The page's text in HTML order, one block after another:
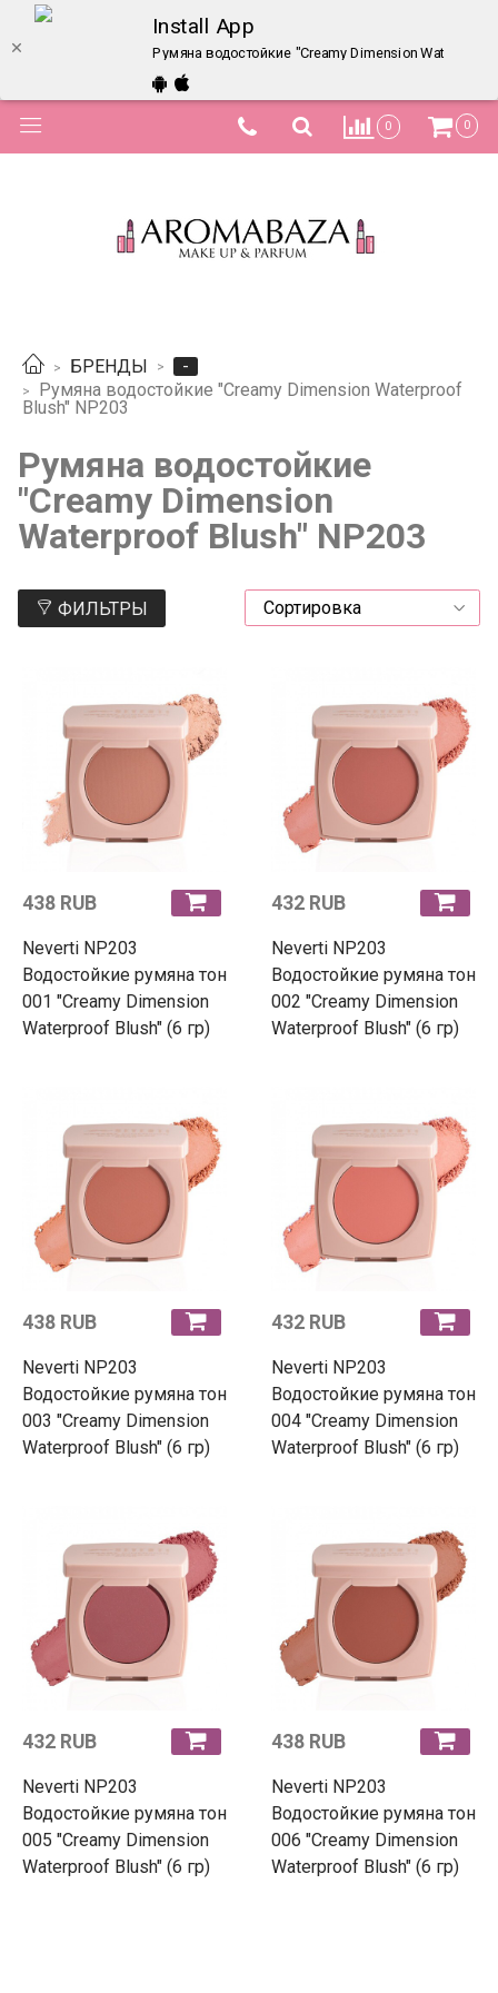
Install App
Румяна водостойкие "Creamy Dimension
0 0
БРЕНДЫ
-
Румяна водостойкие "Creamy Dimension Waterproof
Blush" NP203
Румяна водостойкие
"Creamy Dimension
Waterproof Blush" NP203
ФИЛЬТРЫ
438 RUB
Neverti NP203
Водостойкие румяна тон
001 "Creamy Dimension
Waterproof Blush" (6 гр)
432 RUB
Neverti NP203
Водостойкие румяна тон
002 "Creamy Dimension
Waterproof Blush" (6 гр)
438 RUB
Neverti NP203
Водостойкие румяна тон
003 "Creamy Dimension
Waterproof Blush" (6 гр)
432 RUB
Neverti NP203
Водостойкие румяна тон
004 "Creamy Dimension
Waterproof Blush" (6 гр)
432 RUB
Neverti NP203
Водостойкие румяна тон
005 "Creamy Dimension
Waterproof Blush" (6 гр)
438 RUB
Neverti NP203
Водостойкие румяна тон
006 "Creamy Dimension
Waterproof Blush" (6 гр)